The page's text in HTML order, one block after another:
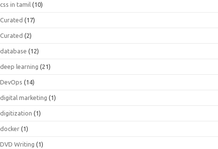
css in tamil (10)
Curated (17)
Curated (2)
database (12)
deep learning (21)
DevOps (14)
digital marketing (1)
digitization (1)
docker (1)
DVD Writing (1)